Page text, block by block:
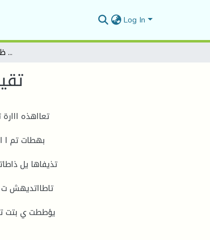
Log In
تقييم المشاريع ااستثمارية في ظل المخاطرة وعدم التأكيد
تعااهذه
بهطات تم ا
تذيفاها يل
تاطااتديهش
يؤططت ي